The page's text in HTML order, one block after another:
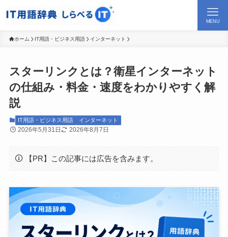
MENU
ホーム IT用語・ビジネス用語 インターネット
スターリンクとは？衛星インターネット
の仕組み・料金・速度をわかりやすく解
説
IT用語・ビジネス用語 インターネット
2026年5月31日 2026年8月7日
【PR】この記事には広告を含みます。